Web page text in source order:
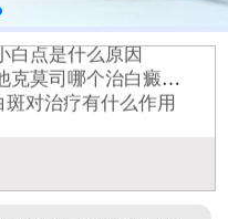
肉眼看到的更大正常吗
白点是什么原因
莫司哪个治白癜风好
斑对治疗有什么作用
清晰有可能是哪种皮肤病